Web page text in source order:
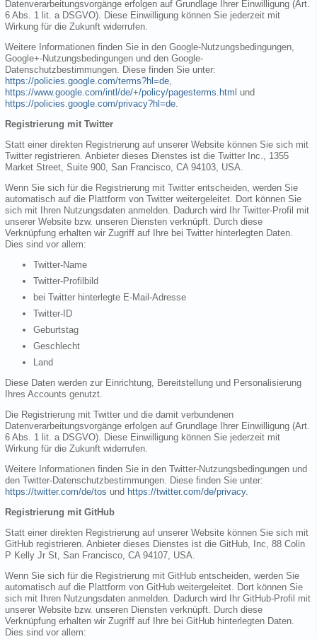
Datenverarbeitungsvorgänge erfolgen auf Grundlage Ihrer Einwilligung (Art.
6 Abs. 1 lit. a DSGVO). Diese Einwilligung können Sie jederzeit mit
Wirkung für die Zukunft widerrufen.
Weitere Informationen finden Sie in den Google-Nutzungsbedingungen,
Google+-Nutzungsbedingungen und den Google-
Datenschutzbestimmungen. Diese finden Sie unter:
https://policies.google.com/terms?hl=de,
https://www.google.com/intl/de/+/policy/pagesterms.html und
https://policies.google.com/privacy?hl=de.
Registrierung mit Twitter
Statt einer direkten Registrierung auf unserer Website können Sie sich mit
Twitter registrieren. Anbieter dieses Dienstes ist die Twitter Inc., 1355
Market Street, Suite 900, San Francisco, CA 94103, USA.
Wenn Sie sich für die Registrierung mit Twitter entscheiden, werden Sie
automatisch auf die Plattform von Twitter weitergeleitet. Dort können Sie
sich mit Ihren Nutzungsdaten anmelden. Dadurch wird Ihr Twitter-Profil mit
unserer Website bzw. unseren Diensten verknüpft. Durch diese
Verknüpfung erhalten wir Zugriff auf Ihre bei Twitter hinterlegten Daten.
Dies sind vor allem:
Twitter-Name
Twitter-Profilbild
bei Twitter hinterlegte E-Mail-Adresse
Twitter-ID
Geburtstag
Geschlecht
Land
Diese Daten werden zur Einrichtung, Bereitstellung und Personalisierung
Ihres Accounts genutzt.
Die Registrierung mit Twitter und die damit verbundenen
Datenverarbeitungsvorgänge erfolgen auf Grundlage Ihrer Einwilligung (Art.
6 Abs. 1 lit. a DSGVO). Diese Einwilligung können Sie jederzeit mit
Wirkung für die Zukunft widerrufen.
Weitere Informationen finden Sie in den Twitter-Nutzungsbedingungen und
den Twitter-Datenschutzbestimmungen. Diese finden Sie unter:
https://twitter.com/de/tos und https://twitter.com/de/privacy.
Registrierung mit GitHub
Statt einer direkten Registrierung auf unserer Website können Sie sich mit
GitHub registrieren. Anbieter dieses Dienstes ist die GitHub, Inc, 88 Colin
P Kelly Jr St, San Francisco, CA 94107, USA.
Wenn Sie sich für die Registrierung mit GitHub entscheiden, werden Sie
automatisch auf die Plattform von GitHub weitergeleitet. Dort können Sie
sich mit Ihren Nutzungsdaten anmelden. Dadurch wird Ihr GitHub-Profil mit
unserer Website bzw. unseren Diensten verknüpft. Durch diese
Verknüpfung erhalten wir Zugriff auf Ihre bei GitHub hinterlegten Daten.
Dies sind vor allem: